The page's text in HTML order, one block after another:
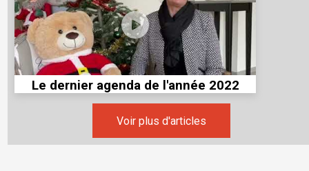
Le dernier agenda de l'année 2022
Voir plus d'articles